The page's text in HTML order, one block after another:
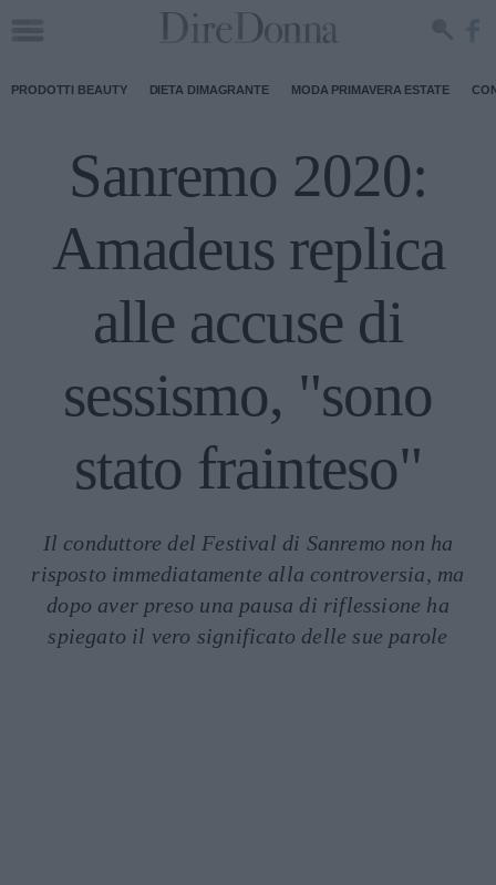
PRODOTTI BEAUTY DIETA DIMAGRANTE MODA PRIMAVERA ESTATE
Sanremo 2020:
Amadeus replica
alle accuse di
sessismo, "sono
stato frainteso"
Il conduttore del Festival di Sanremo non ha
risposto immediatamente alla controversia, ma
dopo aver preso una pausa di riflessione ha
spiegato il vero significato delle sue parole